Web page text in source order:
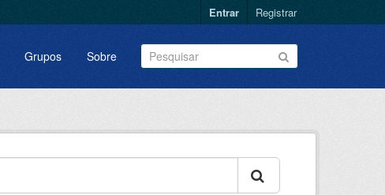
Entrar Registrar
Grupos Sobre